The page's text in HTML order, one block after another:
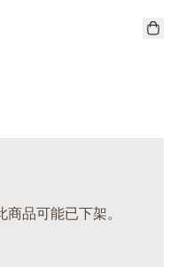
品可能已下架。